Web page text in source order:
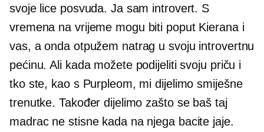
svoje lice posvuda. Ja sam introvert. S
vremena na vrijeme mogu biti poput Kierana i
vas, a onda otpužem natrag u svoju introvertnu
pećinu. Ali kada možete podijeliti svoju priču i
tko ste, kao s Purpleom, mi dijelimo smiješne
trenutke. Također dijelimo zašto se baš taj
madrac ne stisne kada na njega bacite jaje.